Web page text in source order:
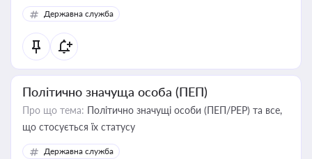
Державна служба
Політично значуща особа (ПЕП)
Про що тема: Політично значущі особи (ПЕП/PEP) та все,
що стосується їх статусу
Державна служба